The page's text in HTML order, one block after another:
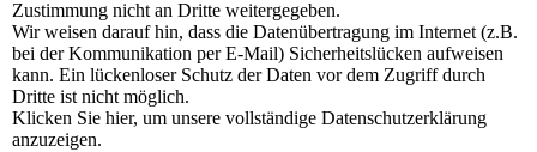
Zustimmung nicht an Dritte weitergegeben.
Wir weisen darauf hin, dass die Datenübertragung im Internet (z.B.
bei der Kommunikation per E-Mail) Sicherheitslücken aufweisen
kann. Ein lückenloser Schutz der Daten vor dem Zugriff durch
Dritte ist nicht möglich.
Klicken Sie hier, um unsere vollständige Datenschutzerklärung
anzuzeigen.